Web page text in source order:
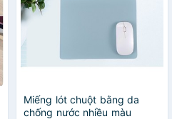
Miếng lót chuột bằng da
chống nước nhiều màu